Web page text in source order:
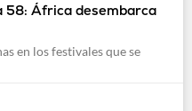
58: África desembarca
en los festivales que se